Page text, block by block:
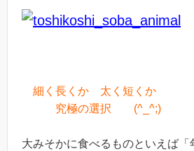
細く長くか 太く短くか
究極の選択 (^_^;)
大みそかに食べるものといえば「